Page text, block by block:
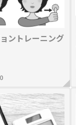
ントレーニング